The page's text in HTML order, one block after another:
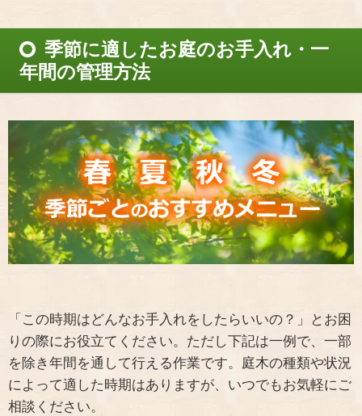
季節に適したお庭のお手入れ・一
年間の管理方法
「この時期はどんなお手入れをしたらいいの？」とお困
りの際にお役立てください。ただし下記は一例で、一部
を除き年間を通して行える作業です。庭木の種類や状況
によって適した時期はありますが、いつでもお気軽にご
相談ください。